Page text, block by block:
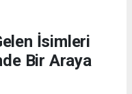
İsimleri
Bir Araya